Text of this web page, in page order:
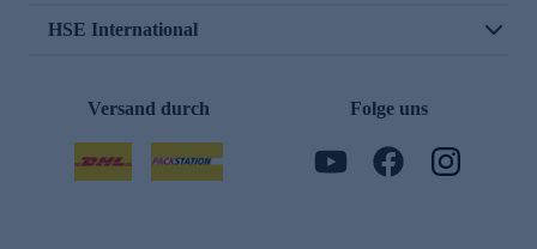
HSE International
Versand durch Folge uns